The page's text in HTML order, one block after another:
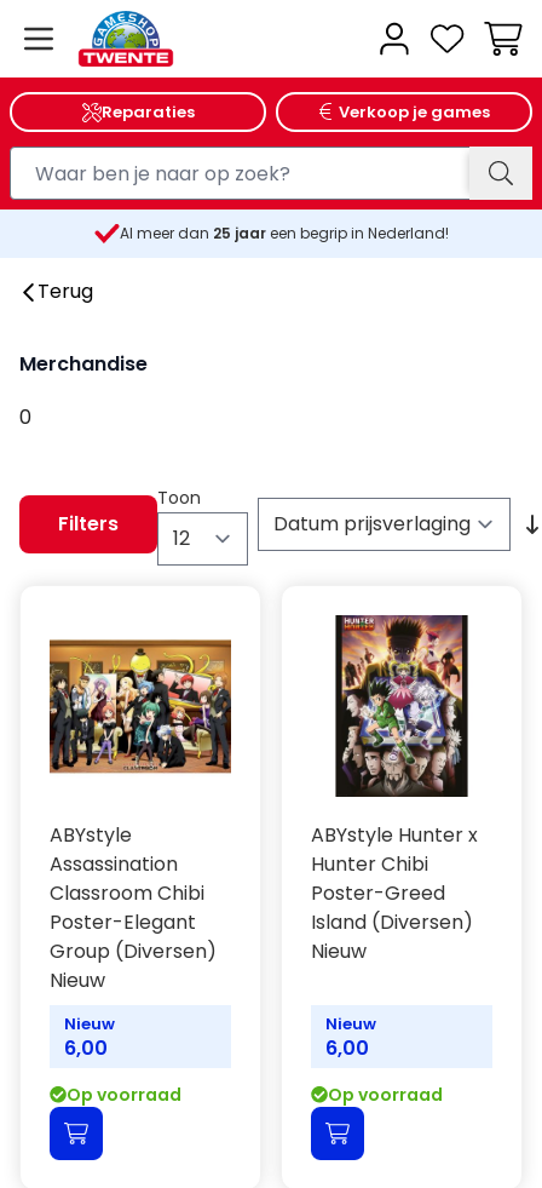
Reparaties Verkoop je games
Al meer dan 25 jaareen begrip in Nederland!
Terug
Merchandise
0
Filters
Toon
per pagina
ABYstyle
Assassination
Classroom Chibi
Poster-Elegant
Group (Diversen)
Nieuw
Nieuw
6,00
Op voorraad
ABYstyle Hunter x
Hunter Chibi
Poster-Greed
Island (Diversen)
Nieuw
Nieuw
6,00
Op voorraad